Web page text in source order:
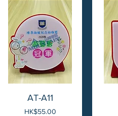
AT-A11
價格
HK$55.00